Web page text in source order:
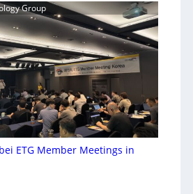
Group
ETG Member Meetings in